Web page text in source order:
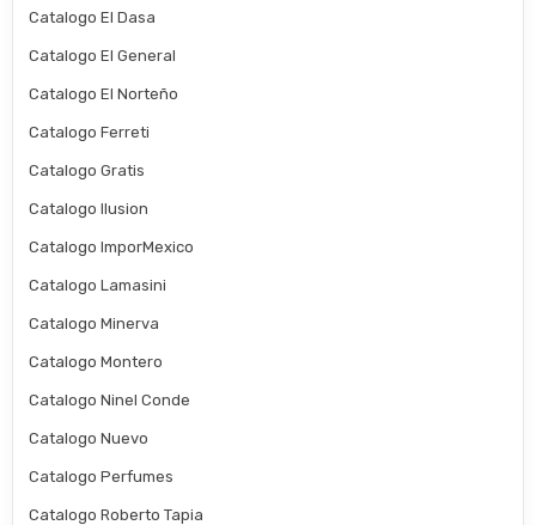
Catalogo El Dasa
Catalogo El General
Catalogo El Norteño
Catalogo Ferreti
Catalogo Gratis
Catalogo Ilusion
Catalogo ImporMexico
Catalogo Lamasini
Catalogo Minerva
Catalogo Montero
Catalogo Ninel Conde
Catalogo Nuevo
Catalogo Perfumes
Catalogo Roberto Tapia